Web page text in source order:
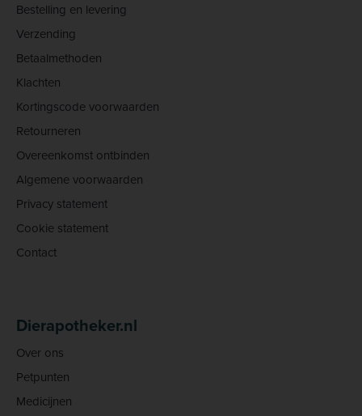
Bestelling en levering
Verzending
Betaalmethoden
Klachten
Kortingscode voorwaarden
Retourneren
Overeenkomst ontbinden
Algemene voorwaarden
Privacy statement
Cookie statement
Contact
Dierapotheker.nl
Over ons
Petpunten
Medicijnen